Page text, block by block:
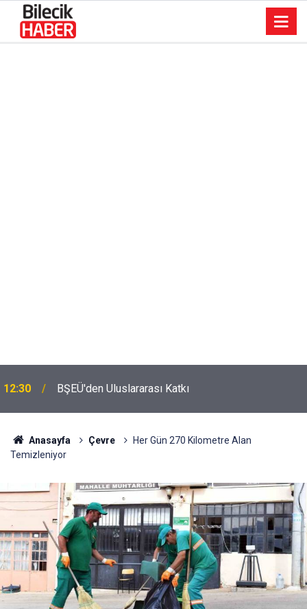
12:30 BŞEÜ'den Uluslararası Katkı
Anasayfa Çevre
Her Gün 270 Kilometre Alan
Temizleniyor